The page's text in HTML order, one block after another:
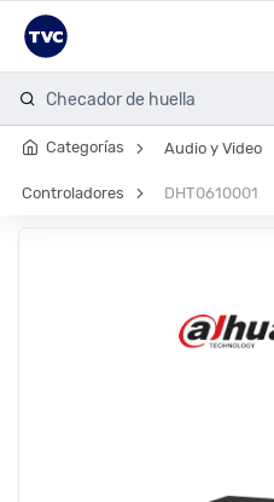
Checador de huella
Categorías Audio y Video
Controladores DHT0610001